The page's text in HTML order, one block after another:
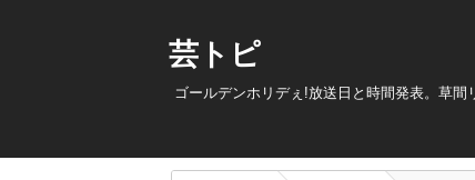
芸トピ
ゴールデンホリデぇ!放送日と時間発表。草